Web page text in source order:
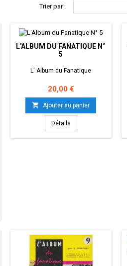
Trier par :
L'ALBUM DU FANATIQUE N°
5
L' Album du Fanatique
Prix
20,00 €
 Ajouter au panier
Détails